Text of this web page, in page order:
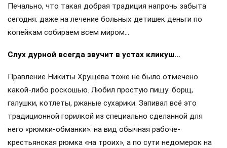
Печально, что такая добрая традиция напрочь забыта
сегодня: даже на лечение больных детишек деньги по
копейкам собираем всем миром…
Слух дурной всегда звучит в устах кликуш…
Правление Никиты Хрущёва тоже не было отмечено
какой-либо роскошью. Любил простую пищу: борщ,
галушки, котлеты, ржаные сухарики. Запивал всё это
традиционной горилкой из специально сделанной для
него «рюмки-обманки»: на вид обычная рабоче-
крестьянская рюмка «на троих», а по сути недомерок на